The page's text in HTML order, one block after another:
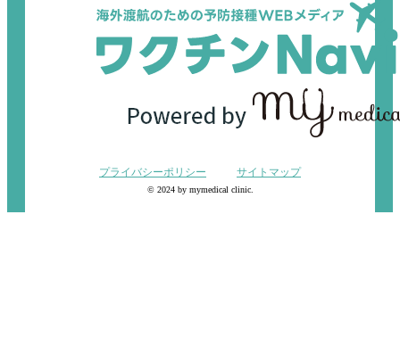
プライバシーポリシー サイトマップ
© 2024 by mymedical clinic.